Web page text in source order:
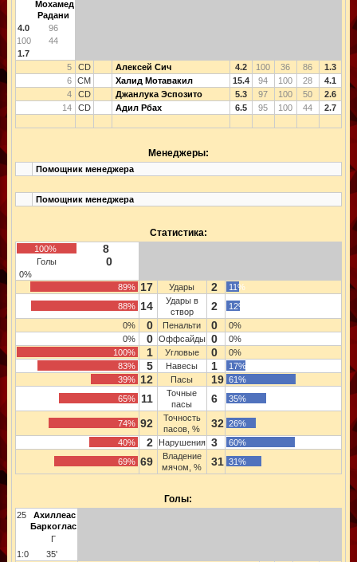
Мохамед
Радани
4.0
96
100
44
1.7
5
CD Алексей Сич 4.2 100 36 86
1.3
6
CM Халид Мотавакил 15.4 94 100 28
4.1
4
CD Джанлука Эспозито 5.3 97 100 50
2.6
14
CD Адил Рбах 6.5 95 100 44 2.7
Менеджеры:
Помощник менеджера
Помощник менеджера
Статистика:
100% 8
Голы 0
0%
89% 17 Удары 2
11%
88% 14
Удары в
створ
2
12%
0%
0 Пенальти 0
0%
0%
0 Оффсайды 0
0%
100%
1 Угловые 0
0%
83%
5 Навесы 1
17%
39% 12 Пасы 19 61%
65%
11
Точные
пасы
6 35%
74% 92
Точность
пасов, %
32 26%
40%
2 Нарушения 3
60%
69% 69
Владение
мячом, %
31 31%
Голы:
25
Ахиллеас
Баркоглас
Г
1:0
35'